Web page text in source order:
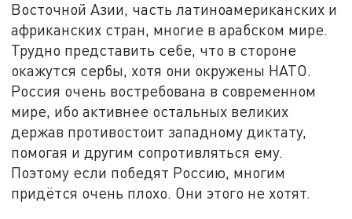
Восточной Азии, часть латиноамериканских и
африканских стран, многие в арабском мире.
Трудно представить себе, что в стороне
окажутся сербы, хотя они окружены НАТО.
Россия очень востребована в современном
мире, ибо активнее остальных великих
держав противостоит западному диктату,
помогая и другим сопротивляться ему.
Поэтому если победят Россию, многим
придётся очень плохо. Они этого не хотят.